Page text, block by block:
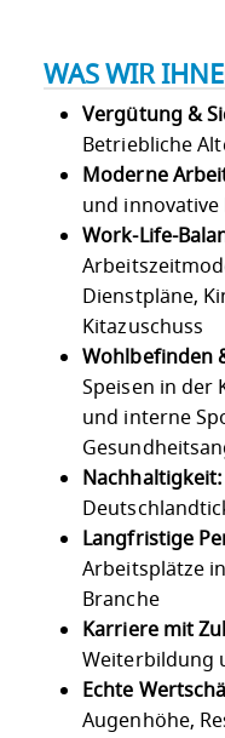
WAS WIR
Vergütung &
Betriebliche
Moderne
und innovative
Work-Life-
Dienstpläne,
Kitazuschuss
Wohlbefinden
Speisen in
und interne
Nachhaltigkeit:
Langfristige
Arbeitsplätze
Branche
Karriere mit
Weiterbildung
Echte
Augenhöhe,